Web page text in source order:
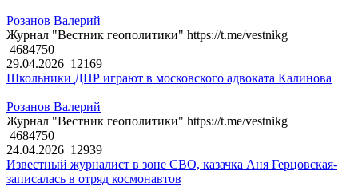
Розанов Валерий
Журнал "Вестник геополитики" https://t.me/vestnikg
4684750
29.04.2026 12169
Школьники ДНР играют в московского адвоката Калинова
Розанов Валерий
Журнал "Вестник геополитики" https://t.me/vestnikg
4684750
24.04.2026 12939
Известный журналист в зоне СВО, казачка Аня Герцовская-
записалась в отряд космонавтов